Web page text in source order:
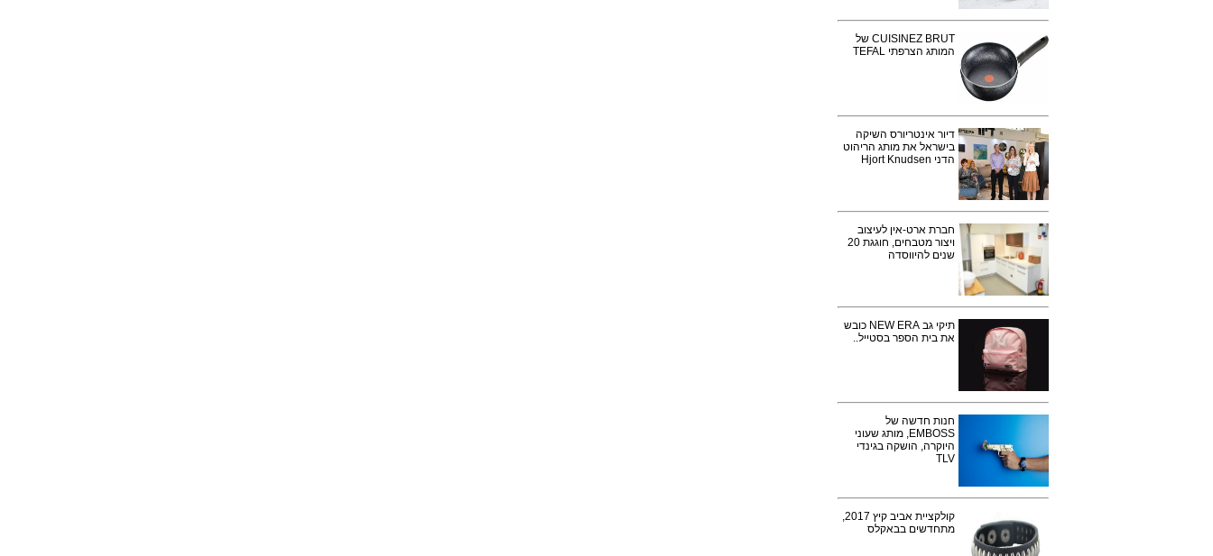
CUISINEZ BRUT של
המותג הצרפתי TEFAL
דיור אינטריורס השיקה
בישראל את מותג הריהוט
הדני Hjort Knudsen
חברת ארט-אין לעיצוב
ויצור מטבחים, חוגגת 20
שנים להיווסדה
תיקי גב NEW ERA כובש
את בית הספר בסטייל..
חנות חדשה של
EMBOSS, מותג שעוני
היוקרה, הושקה בגינדי
TLV
קולקציית אביב קיץ 2017,
מתחדשים בבאקלס